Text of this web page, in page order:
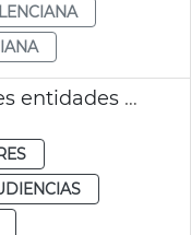
JGL diversas subvenciones entidades y asociaciones